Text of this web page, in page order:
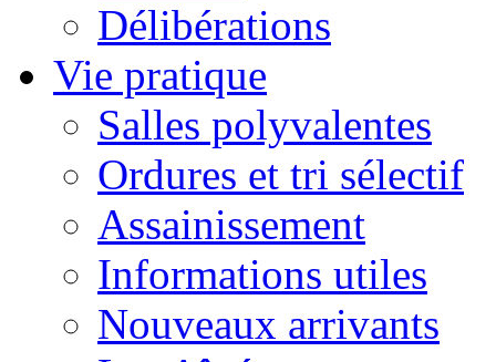
Délibérations
Vie pratique
Salles polyvalentes
Ordures et tri sélectif
Assainissement
Informations utiles
Nouveaux arrivants